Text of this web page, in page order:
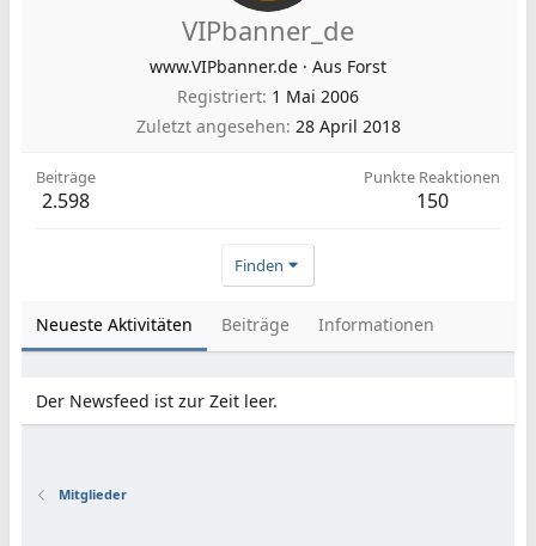
VIPbanner_de
www.VIPbanner.de · Aus Forst
Registriert 1 Mai 2006
Zuletzt angesehen 28 April 2018
Beiträge
2.598
Punkte Reaktionen
150
Finden
Neueste Aktivitäten Beiträge Informationen
Der Newsfeed ist zur Zeit leer.
Mitglieder